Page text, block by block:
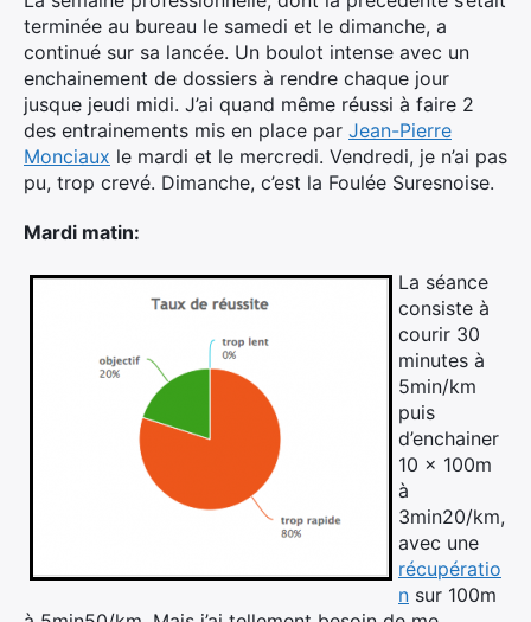
terminée au bureau le samedi et le dimanche, a
continué sur sa lancée. Un boulot intense avec un
enchainement de dossiers à rendre chaque jour
jusque jeudi midi. J’ai quand même réussi à faire 2
des entrainements mis en place par Jean-Pierre
Monciaux le mardi et le mercredi. Vendredi, je n’ai pas
pu, trop crevé. Dimanche, c’est la Foulée Suresnoise.
Mardi matin:
La séance
consiste à
courir 30
minutes à
5min/km
puis
d’enchainer
10 x 100m
à
3min20/km,
avec une
récupératio
n sur 100m